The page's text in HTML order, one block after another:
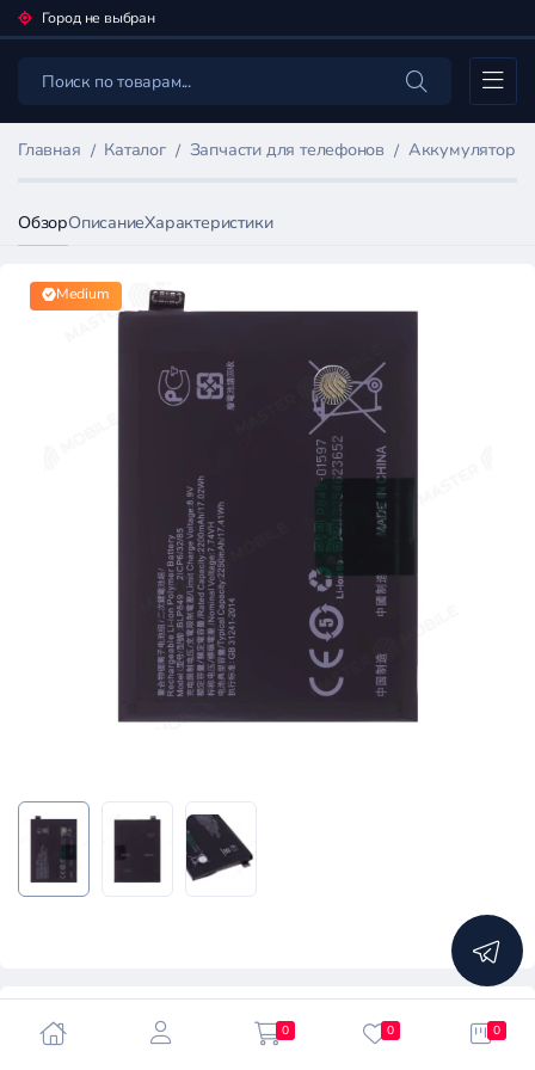
Город не выбран
Каталог
Главная Каталог Запчасти для телефонов Аккумуляторы
ОбзорОписаниеХарактеристики
Medium
5.0
0 0 0